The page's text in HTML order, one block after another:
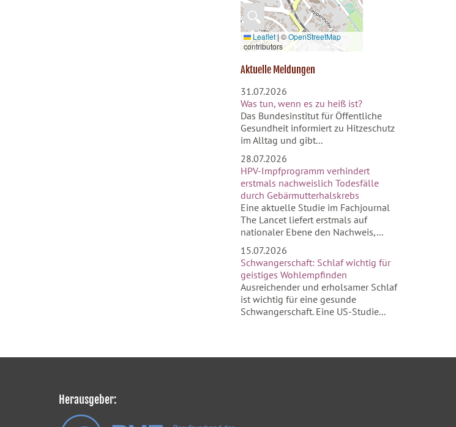
🔍
Leaflet|©OpenStreetMap
contributors
Aktuelle Meldungen
31.07.2026
Was tun, wenn es zu heiß ist?
Das Bundesinstitut für Öffentliche
Gesundheit informiert zu Hitzeschutz
im Alltag und gibt...
28.07.2026
HPV-Impfprogramm verhindert
erstmals nachweislich Todesfälle
durch Gebärmutterhalskrebs
Eine aktuelle Studie im Fachjournal
The Lancet liefert erstmals auf
nationaler Ebene den Nachweis,...
15.07.2026
Schwangerschaft: Schlaf wichtig für
geistiges Wohlempfinden
Ausreichender und erholsamer Schlaf
ist wichtig für eine gesunde
Schwangerschaft. Eine US-Studie...
Herausgeber: